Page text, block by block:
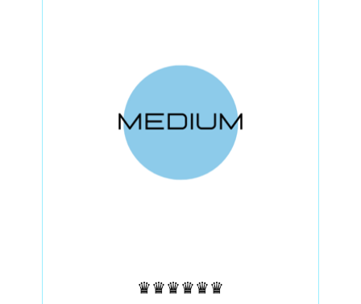
♛♛♛♛♛♛